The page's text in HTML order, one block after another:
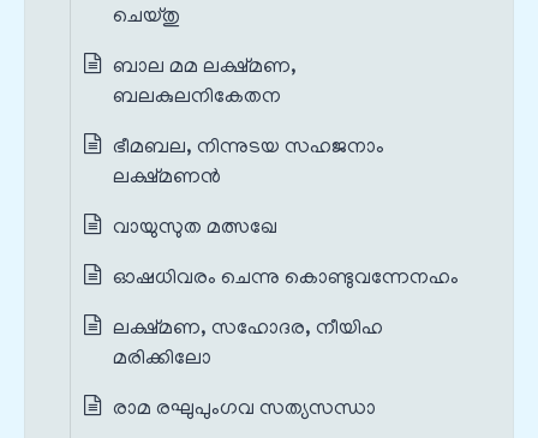
ചെയ്തു
ബാല മമ ലക്ഷ്മണ,
ബലകുലനികേതന
ഭീമബല, നിന്നുടയ സഹജനാം
ലക്ഷ്മണൻ
വായുസുത മത്സഖേ
ഓഷധിവരം ചെന്നു കൊണ്ടുവന്നേനഹം
ലക്ഷ്മണ, സഹോദര, നീയിഹ
മരിക്കിലോ
രാമ രഘുപുംഗവ സത്യസന്ധാ